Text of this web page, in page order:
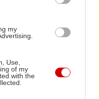
my
Use,
of my
with the